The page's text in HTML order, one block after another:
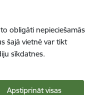
obligāti nepieciešamās
šajā vietnē var tikt
sīkdatnes.
Apstiprināt visas